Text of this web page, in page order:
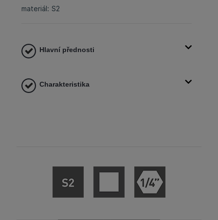
materiál: S2
Hlavní přednosti
Charakteristika